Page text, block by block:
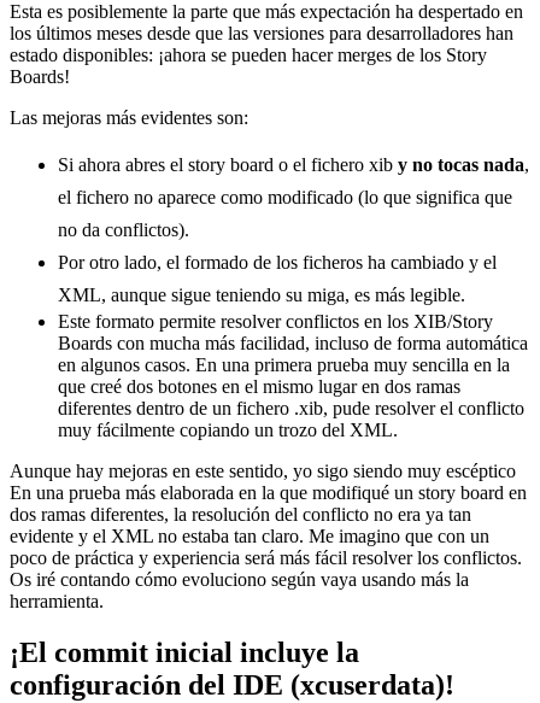
Esta es posiblemente la parte que más expectación ha despertado en
los últimos meses desde que las versiones para desarrolladores han
estado disponibles: ¡ahora se pueden hacer merges de los Story
Boards!
Las mejoras más evidentes son:
Si ahora abres el story board o el fichero xib y no tocas nada,
el fichero no aparece como modificado (lo que significa que
no da conflictos).
Por otro lado, el formado de los ficheros ha cambiado y el
XML, aunque sigue teniendo su miga, es más legible.
Este formato permite resolver conflictos en los XIB/Story
Boards con mucha más facilidad, incluso de forma automática
en algunos casos. En una primera prueba muy sencilla en la
que creé dos botones en el mismo lugar en dos ramas
diferentes dentro de un fichero .xib, pude resolver el conflicto
muy fácilmente copiando un trozo del XML.
Aunque hay mejoras en este sentido, yo sigo siendo muy escéptico
En una prueba más elaborada en la que modifiqué un story board en
dos ramas diferentes, la resolución del conflicto no era ya tan
evidente y el XML no estaba tan claro. Me imagino que con un
poco de práctica y experiencia será más fácil resolver los conflictos.
Os iré contando cómo evoluciono según vaya usando más la
herramienta.
¡El commit inicial incluye la
configuración del IDE (xcuserdata)!